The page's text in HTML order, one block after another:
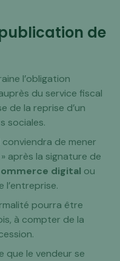
de
l’obligation
du service fiscal
de la reprise d’un
sociales.
de mener
après la signature de
digital ou
l’entreprise.
pourra être
à compter de la
que le vendeur se